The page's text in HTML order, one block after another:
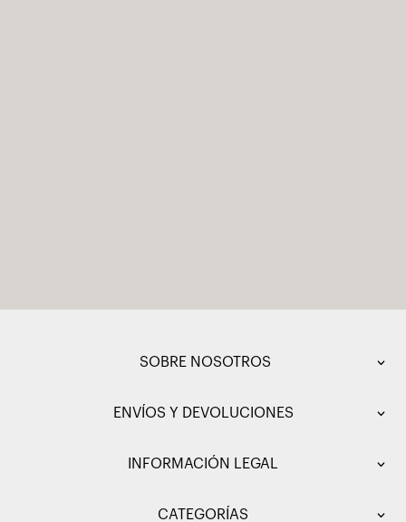
SOBRE NOSOTROS
ENVÍOS Y DEVOLUCIONES
INFORMACIÓN LEGAL
CATEGORÍAS